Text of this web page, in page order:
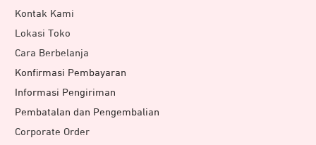
Kontak Kami
Lokasi Toko
Cara Berbelanja
Konfirmasi Pembayaran
Informasi Pengiriman
Pembatalan dan Pengembalian
Corporate Order